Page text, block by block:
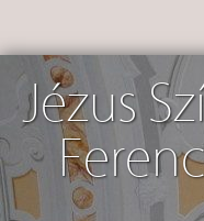
Jézus